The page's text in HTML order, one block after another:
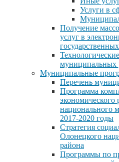
Услуги в
Получение
услуг в
муниципальных
Муниципальные
Перечень
Программа
экономического
национального
2017-2020 годы
Стратегия
Олонецкого
района
Программы по